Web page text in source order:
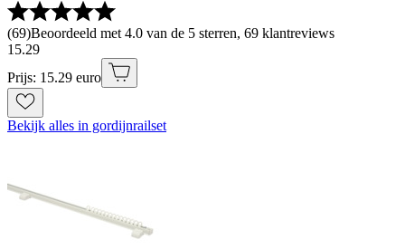
(69)Beoordeeld met 4.0 van de 5 sterren, 69 klantreviews
15.29
Prijs: 15.29 euro
Bekijk alles in gordijnrailset